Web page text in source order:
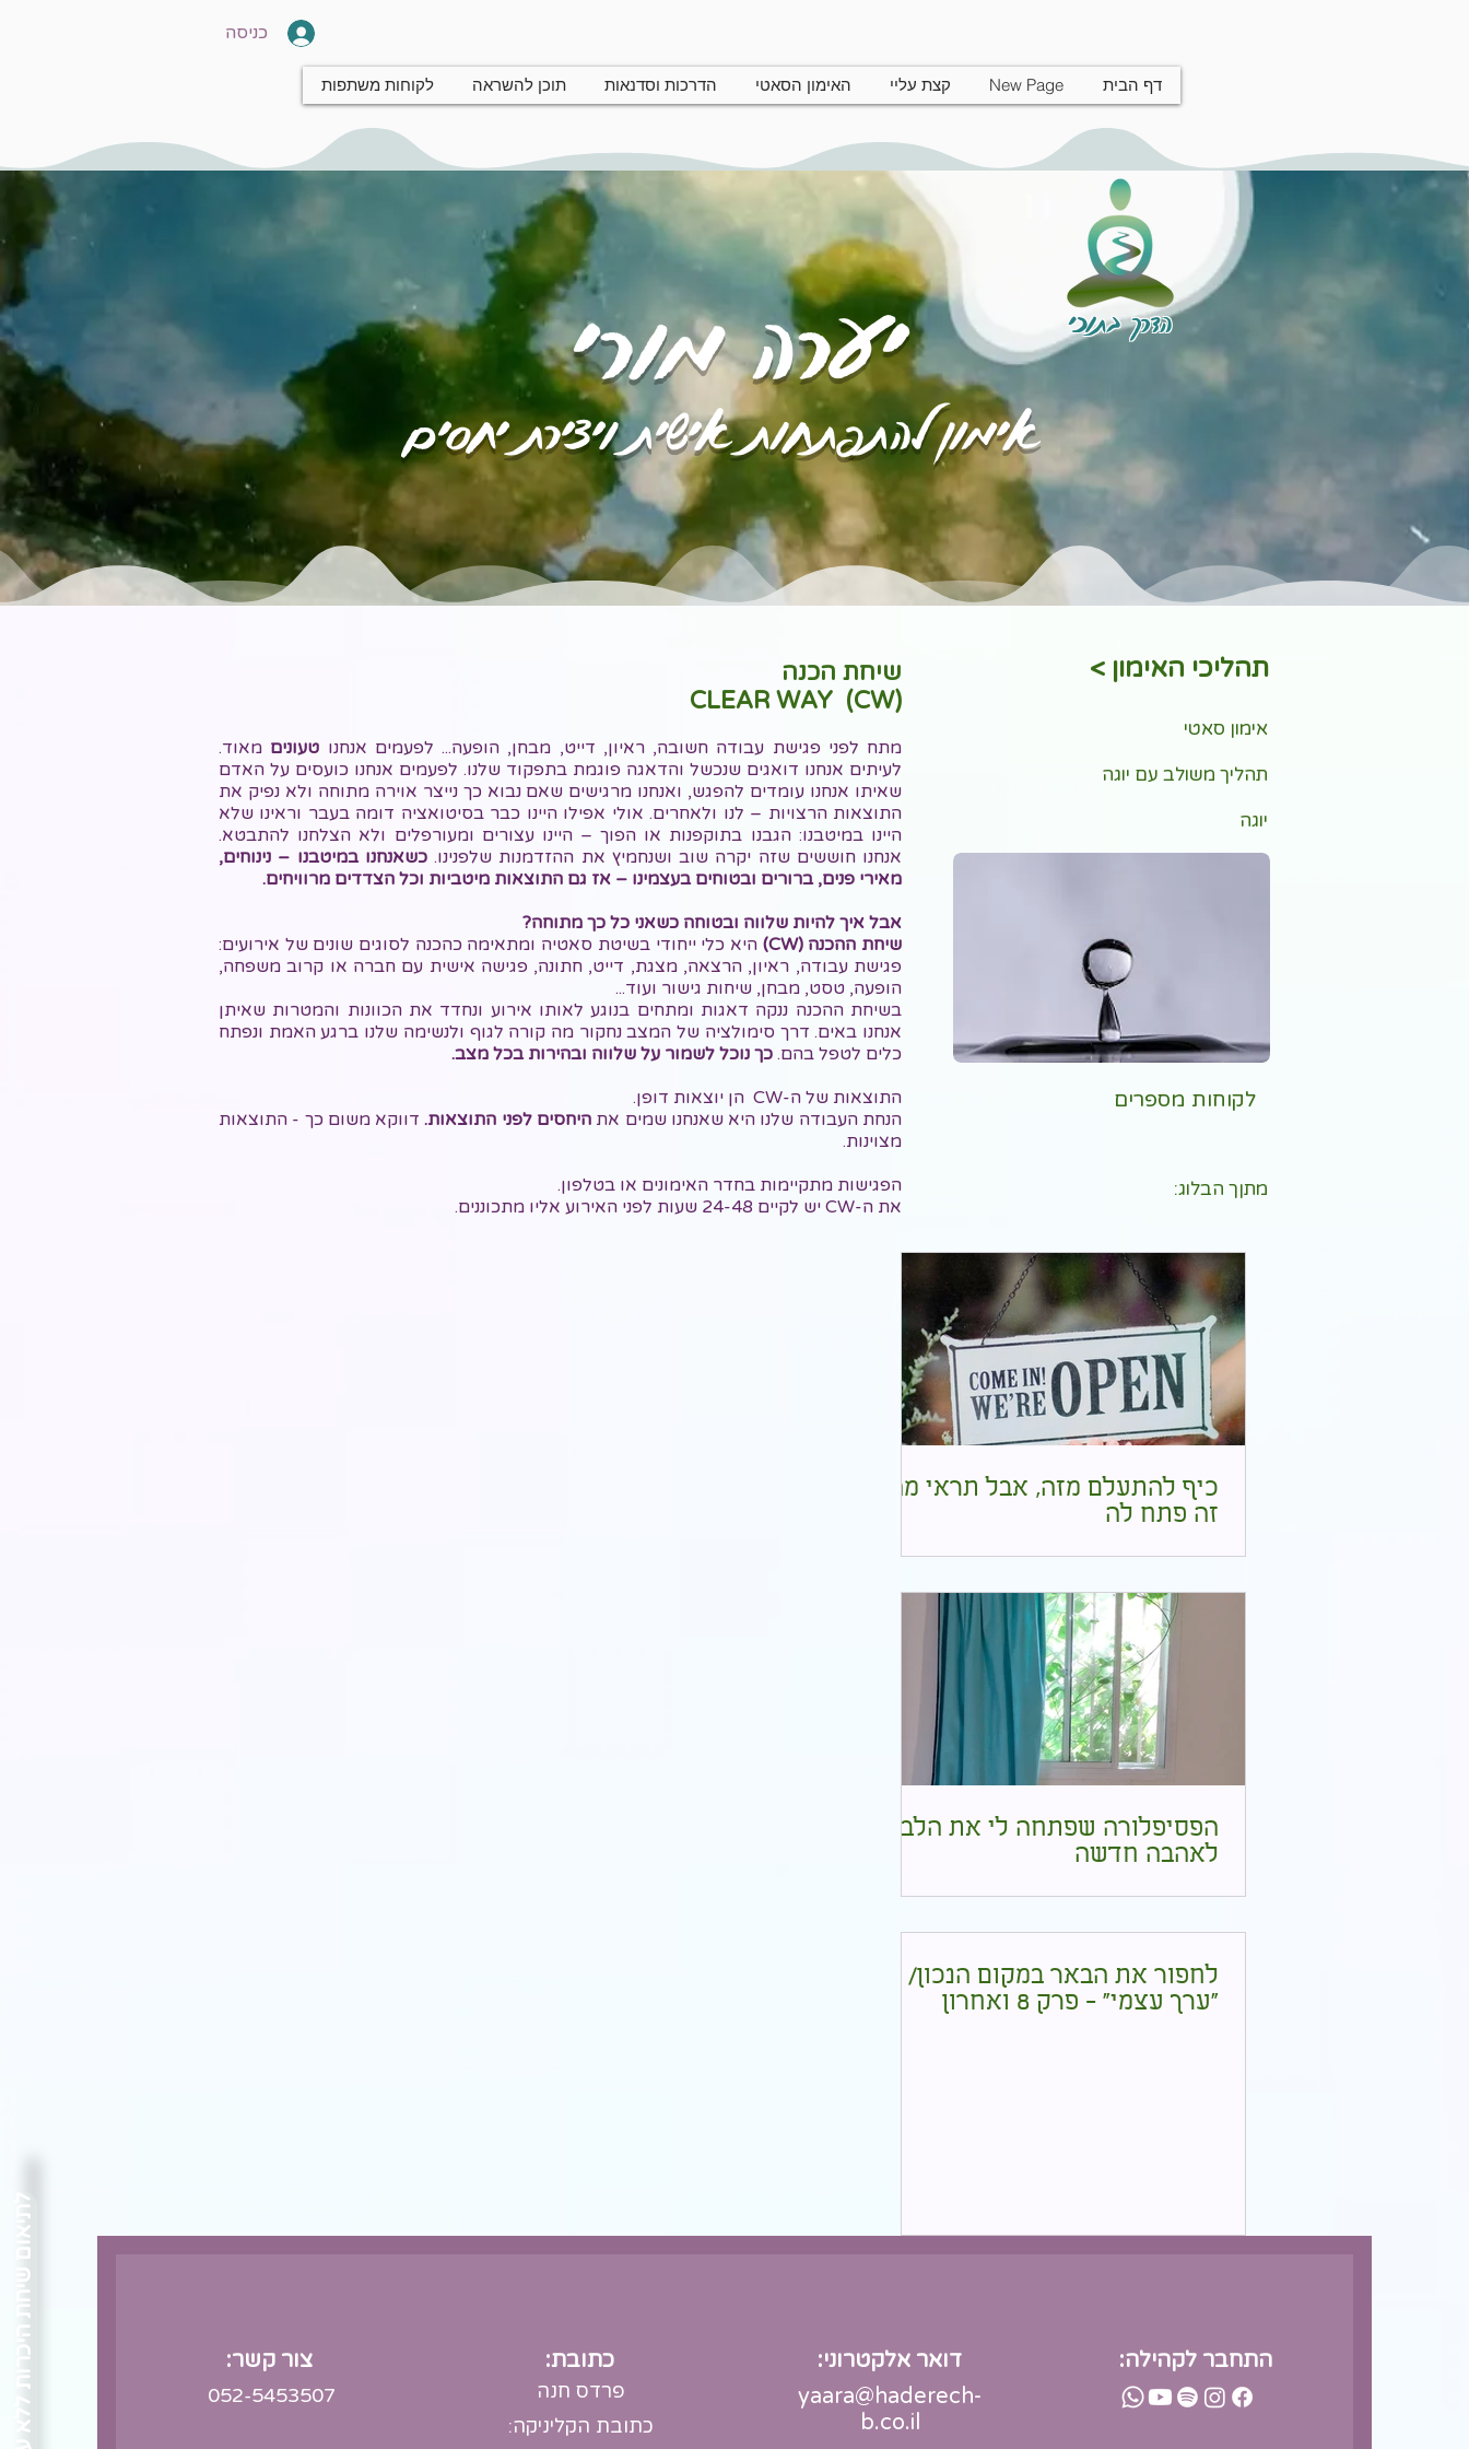
כניסה
דף הבית New Page קצת עליי האימון הסאטי הדרכות וסדנאות תוכן להשראה לקוחות משתפות
הדרך בתוכי
אימון להתפתחות אישית ויצירת יחסים
יערה מורי
שיחת הכנה
CLEAR WAY (CW)
מתח לפני פגישת עבודה חשובה, ראיון, דייט, מבחן, הופעה... לפעמים אנחנו טעונים מאוד.
לעיתים אנחנו דואגים שנכשל והדאגה פוגמת בתפקוד שלנו. לפעמים אנחנו כועסים על האדם
שאיתו אנחנו עומדים להפגש, ואנחנו מרגישים שאם נבוא כך נייצר אוירה מתוחה ולא נפיק את
התוצאות הרצויות – לנו ולאחרים. אולי אפילו היינו כבר בסיטואציה דומה בעבר וראינו שלא
היינו במיטבנו: הגבנו בתוקפנות או הפוך – היינו עצורים ומעורפלים ולא הצלחנו להתבטא.
אנחנו חוששים שזה יקרה שוב ושנחמיץ את ההזדמנות שלפנינו.כשאנחנו במיטבנו – נינוחים,
מאירי פנים, ברורים ובטוחים בעצמינו – אז גם התוצאות מיטביות וכל הצדדים מרוויחים.
אבל איך להיות שלווה ובטוחה כשאני כל כך מתוחה?
שיחת ההכנה (CW)
היא כלי ייחודי בשיטת סאטיה ומתאימה כהכנה לסוגים שונים של אירועים:
פגישת עבודה, ראיון, הרצאה, מצגת, דייט, חתונה, פגישה אישית עם חברה או קרוב משפחה,
הופעה, טסט, מבחן, שיחות גישור ועוד...
בשיחת ההכנה ננקה דאגות ומתחים בנוגע לאותו אירוע ונחדד את הכוונות והמטרות שאיתן
אנחנו באים. דרך סימולציה של המצב נחקור מה קורה לגוף ולנשימה שלנו ברגע האמת ונפתח
כלים לטפל בהם. כך נוכל לשמור על שלווה ובהירות בכל מצב.
התוצאות של ה-CW הן יוצאות דופן.
הנחת העבודה שלנו היא שאנחנו שמים את היחסים לפני התוצאות.דווקא משום כך - התוצאות
מצוינות.
הפגישות מתקיימות בחדר האימונים או בטלפון.
את ה-CW יש לקיים 24-48 שעות לפני האירוע אליו מתכוננים.
כיף להתעלם מזה, אבל תראי מה
זה פתח לה
הפסיפלורה שפתחה לי את הלב
לאהבה חדשה
לחפור את הבאר במקום הנכון/
"ערך עצמי" - פרק 8 ואחרון
תהליכי האימון >
אימון סאטי
תהליך משולב עם יוגה
יוגה
מתןך הבלוג:
לקוחות מספרים
לתיאום שיחת היכרות ללא עלות צור קשר:
052-5453507
כתובת:
פרדס חנה
כתובת הקליניקה:
דואר אלקטרוני:
yaara@haderech-
b.co.il
התחבר לקהילה: